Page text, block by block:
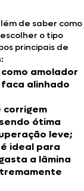
de saber como
o tipo
principais de
amolador
alinhado
corrigem
ótima
leve;
ideal para
a lâmina